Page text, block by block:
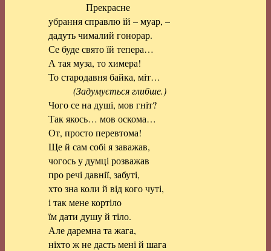
Прекрасне
убрання справлю їй – муар, –
дадуть чималий гонорар.
Се буде свято їй тепера…
А тая муза, то химера!
То стародавня байка, міт…
(Задумується глибше.)
Чого се на душі, мов гніт?
Так якось… мов оскома…
От, просто перевтома!
Ще й сам собі я заважав,
чогось у думці розважав
про речі давнії, забуті,
хто зна коли й від кого чуті,
і так мене кортіло
їм дати душу й тіло.
Але даремна та жага,
ніхто ж не дасть мені й шага